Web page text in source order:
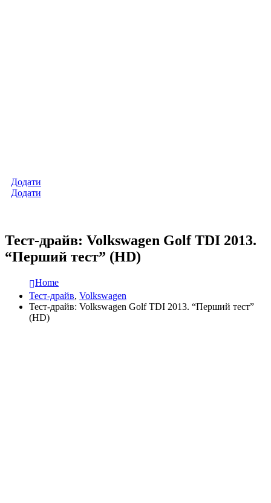
Додати
Додати
Тест-драйв: Volkswagen Golf TDI 2013.
“Перший тест” (HD)
Home
Тест-драйв, Volkswagen
Тест-драйв: Volkswagen Golf TDI 2013. “Перший тест”
(HD)